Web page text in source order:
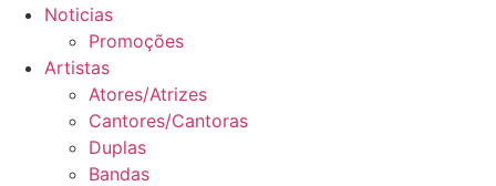
Noticias
Promoções
Artistas
Atores/Atrizes
Cantores/Cantoras
Duplas
Bandas